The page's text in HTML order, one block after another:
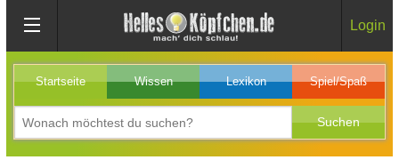
Login
Startseite Wissen Lexikon Spiel/Spaß